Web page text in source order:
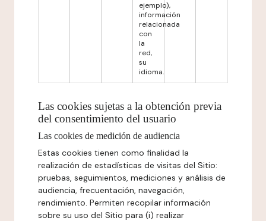
ejemplo),
información
relacionada
con
la
red,
su
idioma.
Las cookies sujetas a la obtención previa
del consentimiento del usuario
Las cookies de medición de audiencia
Estas cookies tienen como finalidad la
realización de estadísticas de visitas del Sitio:
pruebas, seguimientos, mediciones y análisis de
audiencia, frecuentación, navegación,
rendimiento. Permiten recopilar información
sobre su uso del Sitio para (i) realizar